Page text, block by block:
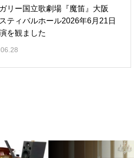
リー国立歌劇場『魔笛』大阪
ティバルホール2026年6月21日
を観ました